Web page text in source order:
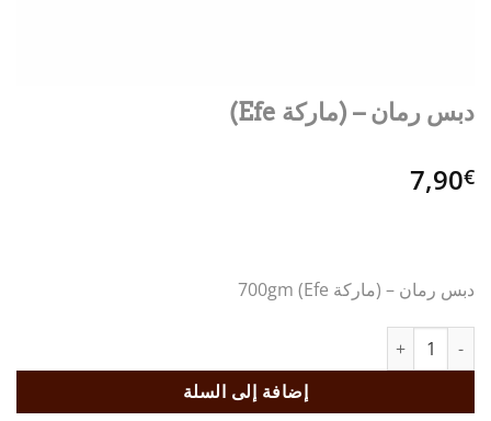
دبس رمان – (ماركة Efe)
7,90€
دبس رمان – (ماركة Efe) 700gm
كمية دبس رمان - (ماركة Efe)
إضافة إلى السلة